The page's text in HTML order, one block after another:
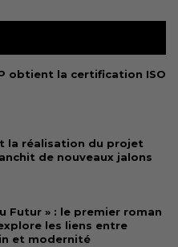
obtient la certification ISO
la réalisation du projet
de nouveaux jalons
Futur » : le premier roman
les liens entre
et modernité